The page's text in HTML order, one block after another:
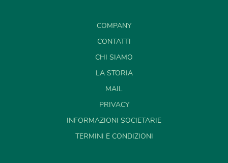
COMPANY
CONTATTI
CHI SIAMO
LA STORIA
MAIL
PRIVACY
INFORMAZIONI SOCIETARIE
TERMINI E CONDIZIONI